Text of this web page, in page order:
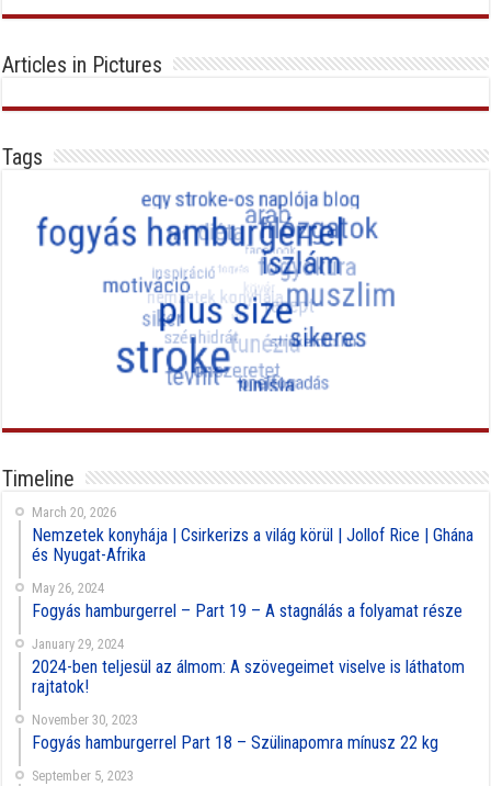
Articles in Pictures
Tags
Timeline
March 20, 2026
Nemzetek konyhája | Csirkerizs a világ körül | Jollof Rice | Ghána
és Nyugat-Afrika
May 26, 2024
Fogyás hamburgerrel – Part 19 – A stagnálás a folyamat része
January 29, 2024
2024-ben teljesül az álmom: A szövegeimet viselve is láthatom
rajtatok!
November 30, 2023
Fogyás hamburgerrel Part 18 – Szülinapomra mínusz 22 kg
September 5, 2023